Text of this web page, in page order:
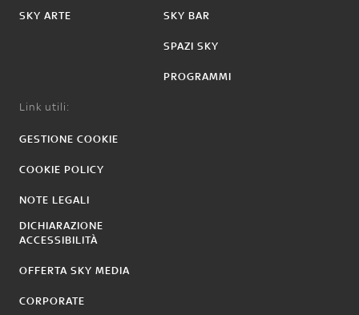
SKY ARTE SKY BAR
SPAZI SKY
PROGRAMMI
Link utili:
GESTIONE COOKIE
COOKIE POLICY
NOTE LEGALI
DICHIARAZIONE
ACCESSIBILITÀ
OFFERTA SKY MEDIA
CORPORATE